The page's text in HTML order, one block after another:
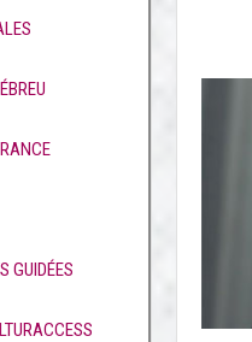
GUIDÉES